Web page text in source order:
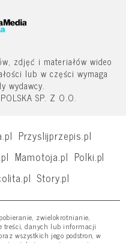
zdjęć i materiałów wideo
lub w części wymaga
wydawcy.
SP. Z O.O.
Przyslijprzepis.pl
Mamotoja.pl Polki.pl
Story.pl
zwielokrotnianie,
treści, danych lub informacji
wszystkich jego podstron, w